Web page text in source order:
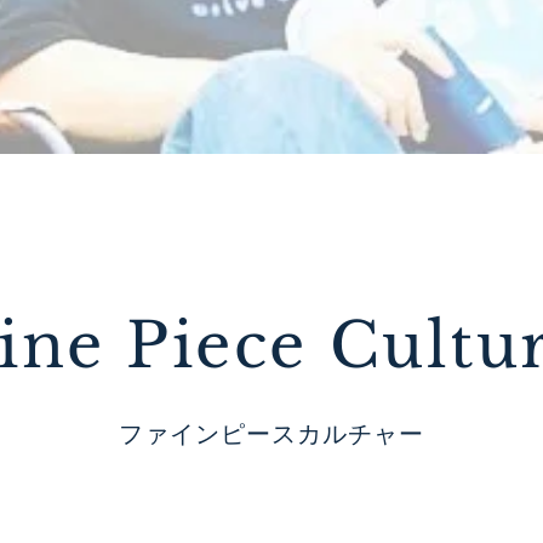
Piece
ファインピースカルチャー